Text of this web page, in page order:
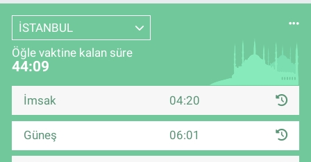
İSTANBUL
Öğle vaktine kalan süre
44:08
İmsak 04:20
Güneş 06:01